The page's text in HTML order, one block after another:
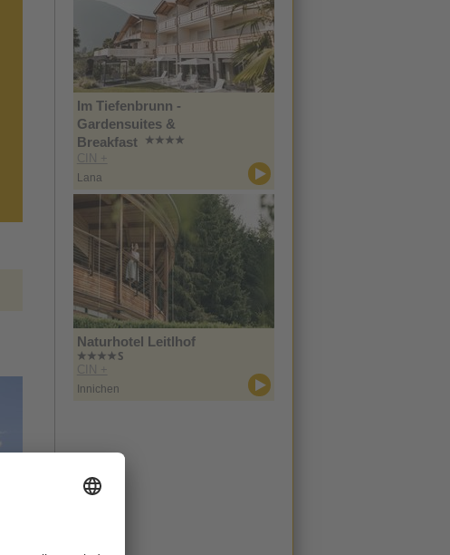
Im Tiefenbrunn -
Gardensuites &
Breakfast
CIN +
Lana
Naturhotel Leitlhof
CIN +
Innichen